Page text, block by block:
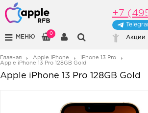
МЕНЮ
0
+7
Акции
Главная Apple iPhone
iPhone 13 Pro
Apple iPhone 13 Pro 128GB Gold
Apple iPhone 13 Pro 128GB Gold